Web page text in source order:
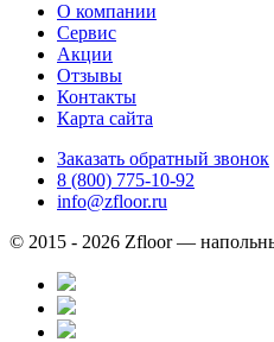
О компании
Сервис
Акции
Отзывы
Контакты
Карта сайта
Заказать обратный звонок
8 (800) 775-10-92
info@zfloor.ru
© 2015 - 2026 Zfloor —